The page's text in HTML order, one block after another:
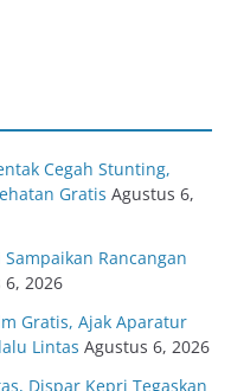
Cegah Stunting,
Gratis Agustus 6,
Rancangan
6, 2026
Gratis, Ajak Aparatur
Lintas Agustus 6, 2026
Dispar Kepri Tegaskan